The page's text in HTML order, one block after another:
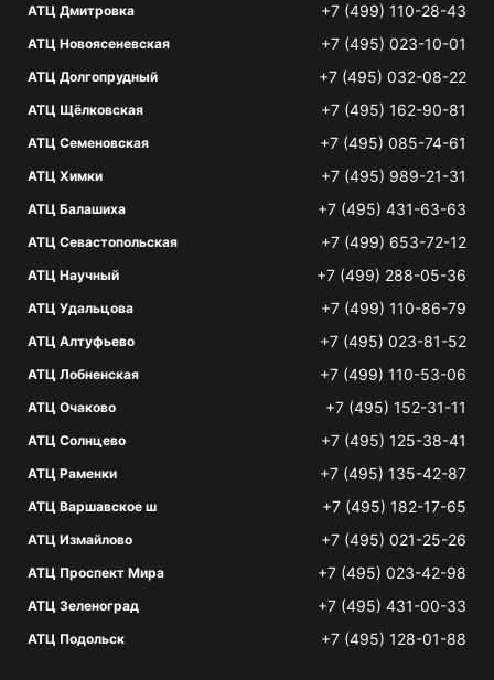
АТЦ Дмитровка +7 (499) 110-28-43
АТЦ Новоясеневская +7 (495) 023-10-01
АТЦ Долгопрудный +7 (495) 032-08-22
АТЦ Щёлковская +7 (495) 162-90-81
АТЦ Семеновская +7 (495) 085-74-61
АТЦ Химки +7 (495) 989-21-31
АТЦ Балашиха +7 (495) 431-63-63
АТЦ Севастопольская +7 (499) 653-72-12
АТЦ Научный +7 (499) 288-05-36
АТЦ Удальцова +7 (499) 110-86-79
АТЦ Алтуфьево +7 (495) 023-81-52
АТЦ Лобненская +7 (499) 110-53-06
АТЦ Очаково +7 (495) 152-31-11
АТЦ Солнцево +7 (495) 125-38-41
АТЦ Раменки +7 (495) 135-42-87
АТЦ Варшавское ш +7 (495) 182-17-65
АТЦ Измайлово +7 (495) 021-25-26
АТЦ Проспект Мира +7 (495) 023-42-98
АТЦ Зеленоград +7 (495) 431-00-33
АТЦ Подольск +7 (495) 128-01-88